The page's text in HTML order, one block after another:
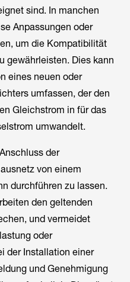
sind. In manchen
Anpassungen oder
um die Kompatibilität
gewährleisten. Dies kann
eines neuen oder
umfassen, der den
Gleichstrom in für das
umwandelt.
der
von einem
durchführen zu lassen.
den geltenden
und vermeidet
oder
der Installation einer
und Genehmigung